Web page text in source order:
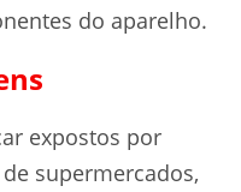
do aparelho.
expostos por
supermercados,